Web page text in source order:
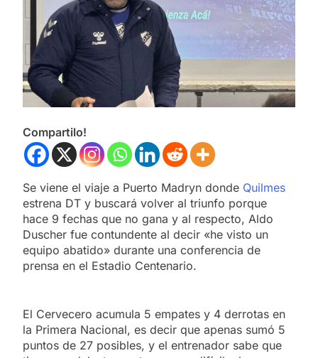
Compartilo!
Se viene el viaje a Puerto Madryn donde Quilmes
estrena DT y buscará volver al triunfo porque
hace 9 fechas que no gana y al respecto, Aldo
Duscher fue contundente al decir «he visto un
equipo abatido» durante una conferencia de
prensa en el Estadio Centenario.
El Cervecero acumula 5 empates y 4 derrotas en
la Primera Nacional, es decir que apenas sumó 5
puntos de 27 posibles, y el entrenador sabe que